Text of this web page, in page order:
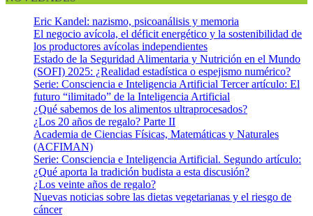
Eric Kandel: nazismo, psicoanálisis y memoria
El negocio avícola, el déficit energético y la sostenibilidad de
los productores avícolas independientes
Estado de la Seguridad Alimentaria y Nutrición en el Mundo
(SOFI) 2025: ¿Realidad estadística o espejismo numérico?
Serie: Consciencia e Inteligencia Artificial Tercer artículo: El
futuro “ilimitado” de la Inteligencia Artificial
¿Qué sabemos de los alimentos ultraprocesados?
¿Los 20 años de regalo? Parte II
Academia de Ciencias Físicas, Matemáticas y Naturales
(ACFIMAN)
Serie: Consciencia e Inteligencia Artificial. Segundo artículo:
¿Qué aporta la tradición budista a esta discusión?
¿Los veinte años de regalo?
Nuevas noticias sobre las dietas vegetarianas y el riesgo de
cáncer